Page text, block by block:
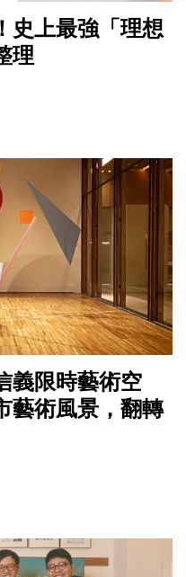
史上最強「理想
理
義限時藝術空
藝術風景，翻轉